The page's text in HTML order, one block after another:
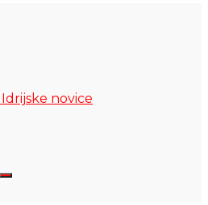
novice